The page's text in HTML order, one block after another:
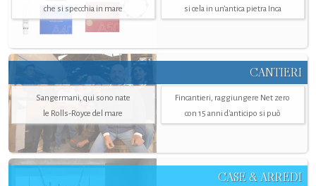
che si specchia in mare
si cela in un’antica pietra Inca
CANTIERI
Sangermani, qui sono nate
le Rolls-Royce del mare
Fincantieri, raggiungere Net zero
con 15 anni d'anticipo si può
CASE & ARREDI